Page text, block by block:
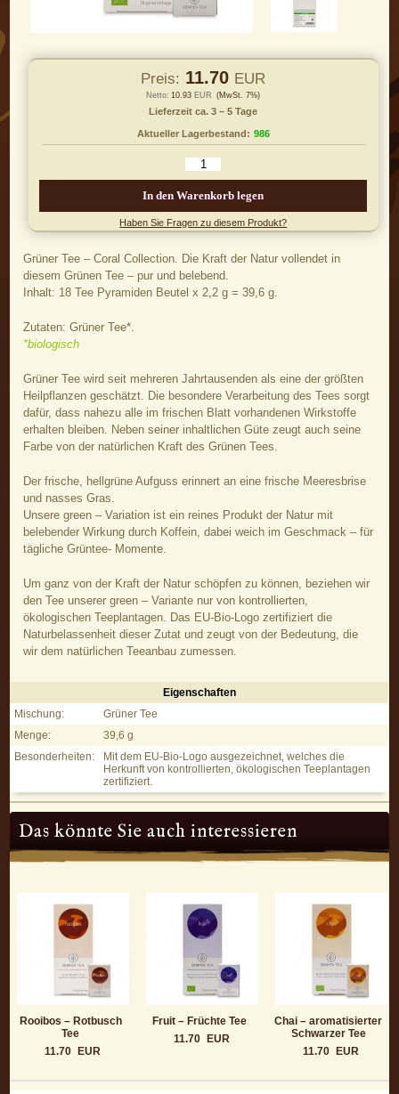
Preis: 11.70 EUR
Netto: 10.93 EUR (MwSt. 7%)
Lieferzeit ca. 3 – 5 Tage
Aktueller Lagerbestand: 986
Haben Sie Fragen zu diesem Produkt?
Grüner Tee – Coral Collection. Die Kraft der Natur vollendet in
diesem Grünen Tee – pur und belebend.
Inhalt: 18 Tee Pyramiden Beutel x 2,2 g = 39,6 g.
Zutaten: Grüner Tee*.
*biologisch
Grüner Tee wird seit mehreren Jahrtausenden als eine der größten
Heilpflanzen geschätzt. Die besondere Verarbeitung des Tees sorgt
dafür, dass nahezu alle im frischen Blatt vorhandenen Wirkstoffe
erhalten bleiben. Neben seiner inhaltlichen Güte zeugt auch seine
Farbe von der natürlichen Kraft des Grünen Tees.
Der frische, hellgrüne Aufguss erinnert an eine frische Meeresbrise
und nasses Gras.
Unsere green – Variation ist ein reines Produkt der Natur mit
belebender Wirkung durch Koffein, dabei weich im Geschmack – für
tägliche Grüntee- Momente.
Um ganz von der Kraft der Natur schöpfen zu können, beziehen wir
den Tee unserer green – Variante nur von kontrollierten,
ökologischen Teeplantagen. Das EU-Bio-Logo zertifiziert die
Naturbelassenheit dieser Zutat und zeugt von der Bedeutung, die
wir dem natürlichen Teeanbau zumessen.
Green – Grüner Tee - Eigenschaften
Eigenschaften
Mischung:
Grüner Tee
Menge:
39,6 g
Besonderheiten:
Mit dem EU-Bio-Logo ausgezeichnet, welches die
Herkunft von kontrollierten, ökologischen Teeplantagen
zertifiziert.
Das könnte Sie auch interessieren
Rooibos – Rotbusch
Tee
11.70
EUR
Fruit – Früchte Tee
11.70
EUR
Chai – aromatisierter
Schwarzer Tee
11.70
EUR